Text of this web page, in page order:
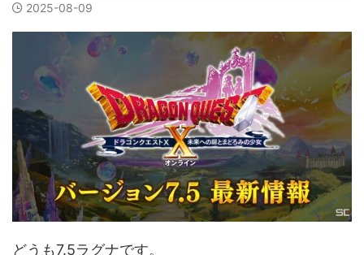
2025-08-09
どうも7.5ラグナです。